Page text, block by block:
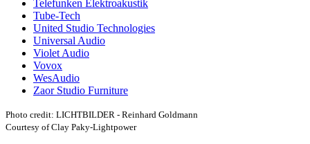
Telefunken Elektroakustik
Tube-Tech
United Studio Technologies
Universal Audio
Violet Audio
Vovox
WesAudio
Zaor Studio Furniture
Photo credit: LICHTBILDER - Reinhard Goldmann
Courtesy of Clay Paky-Lightpower